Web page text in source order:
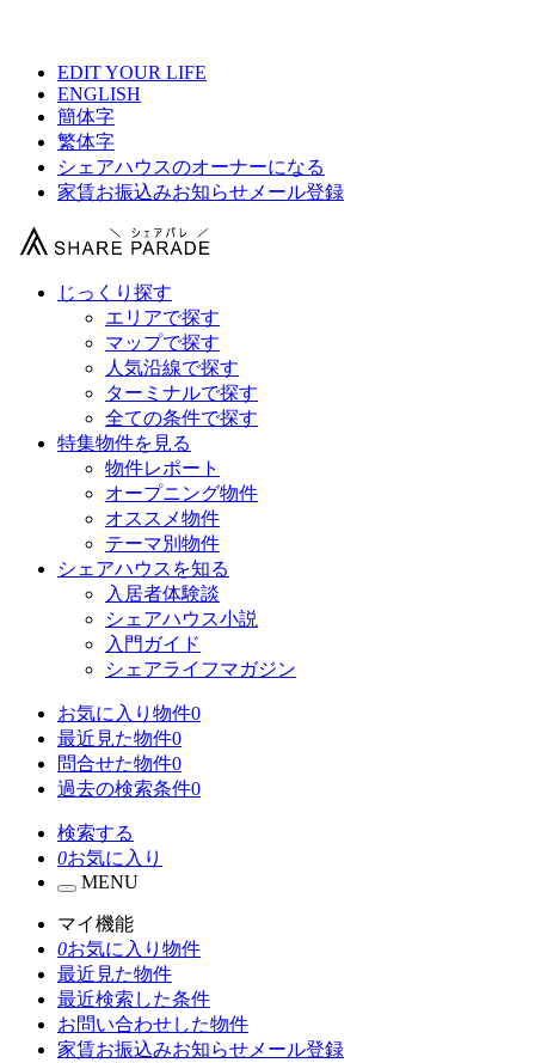
EDIT YOUR LIFE
ENGLISH
簡体字
繁体字
シェアハウスのオーナーになる
家賃お振込みお知らせメール登録
じっくり探す
エリアで探す
マップで探す
人気沿線で探す
ターミナルで探す
全ての条件で探す
特集物件を見る
物件レポート
オープニング物件
オススメ物件
テーマ別物件
シェアハウスを知る
入居者体験談
シェアハウス小説
入門ガイド
シェアライフマガジン
お気に入り物件0
最近見た物件0
問合せた物件0
過去の検索条件0
検索する
0お気に入り
MENU
マイ機能
0お気に入り物件
最近見た物件
最近検索した条件
お問い合わせした物件
家賃お振込みお知らせメール登録